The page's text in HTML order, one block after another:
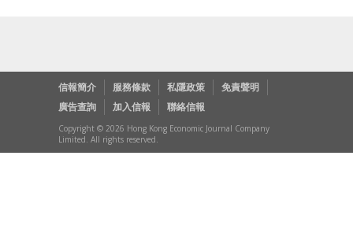
信報簡介 服務條款 私隱政策
免責聲明
廣告查詢
加入信報 聯絡信報
Copyright © 2026 Hong Kong Economic Journal Company
Limited. All rights reserved.